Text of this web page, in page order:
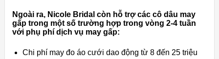
Ngoài ra, Nicole Bridal còn hỗ trợ các cô dâu may
gấp trong một số trường hợp trong vòng 2-4 tuần
với phụ phí dịch vụ may gấp:
Chi phí may đo áo cưới dao động từ 8 đến 25 triệu